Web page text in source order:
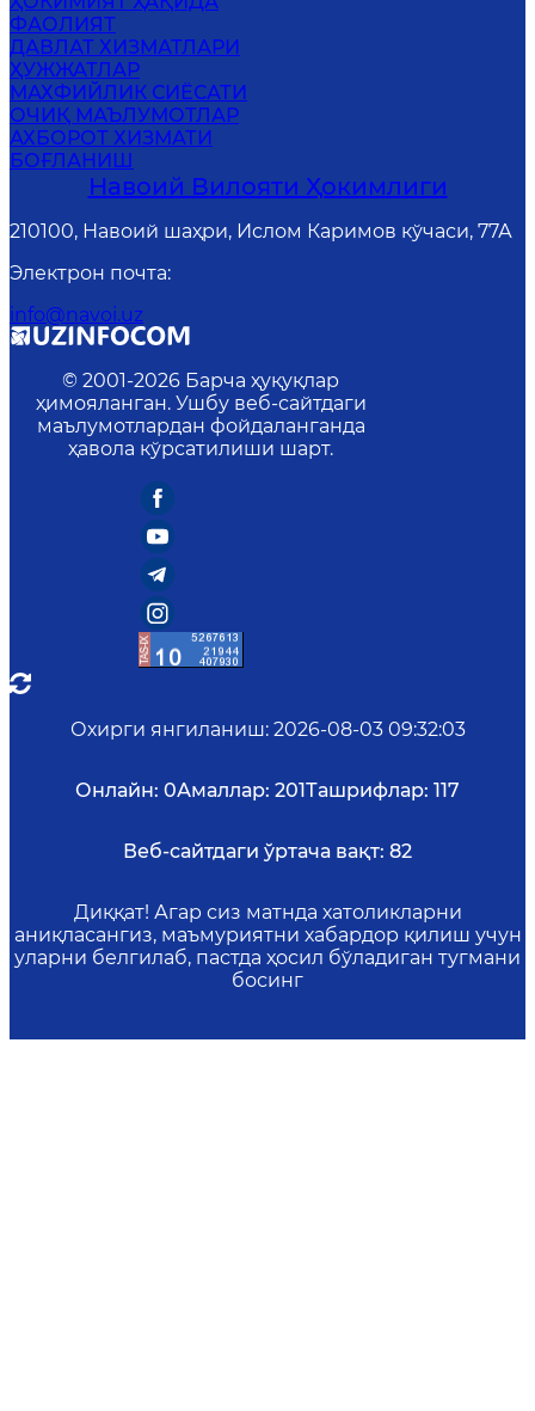
ФАОЛИЯТ
ДАВЛАТ ХИЗМАТЛАРИ
ҲУЖЖАТЛАР
MАХФИЙЛИК СИЁСАТИ
ОЧИҚ МАЪЛУМОТЛАР
АХБОРОТ ХИЗМАТИ
БОҒЛАНИШ
Навоий Вилояти Ҳокимлиги
210100, Навоий шаҳри, Ислом Каримов кўчаси, 77А
Электрон почта:
info@navoi.uz
© 2001-2026 Барча ҳуқуқлар
ҳимояланган. Ушбу веб-сайтдаги
маълумотлардан фойдаланганда
ҳавола кўрсатилиши шарт.
Охирги янгиланиш: 2026-08-03 09:32:03
Онлайн: 0Амаллар: 201Ташрифлар: 117
Веб-сайтдаги ўртача вақт: 82
Диққат! Агар сиз матнда хатоликларни
аниқласангиз, маъмуриятни хабардор қилиш учун
уларни белгилаб, пастда ҳосил бўладиган тугмани
босинг